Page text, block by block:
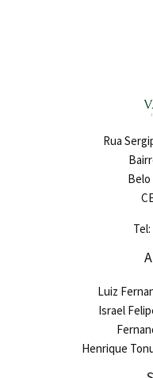
Rua
Belo
Luiz
Israel
Henrique